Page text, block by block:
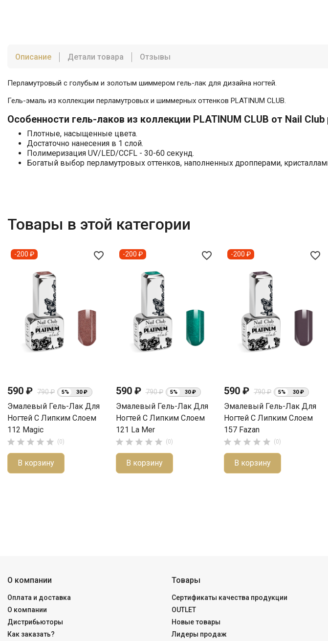
Описание Детали товара Отзывы
Перламутровый с голубым и золотым шиммером гель-лак для дизайна ногтей.
Гель-эмаль из коллекции перламутровых и шиммерных оттенков PLATINUM CLUB.
Особенности гель-лаков из коллекции PLATINUM CLUB от Nail
Плотные, насыщенные цвета.
Достаточно нанесения в 1 слой.
Полимеризация UV/LED/CCFL - 30-60 секунд.
Богатый выбор перламутровых оттенков, наполненных дропперами,
Товары в этой категории
favorite_border
590 ₽ 790 ₽ 5% 30 ₽
Эмалевый Гель-Лак Для
Ногтей С Липким Слоем
112 Magic
     (0)
В корзину
-200 ₽ favorite_border
590 ₽ 790 ₽ 5% 30 ₽
Эмалевый Гель-Лак Для
Ногтей С Липким Слоем
121 La Mer
     (0)
В корзину
-200 ₽ favorite_border
590 ₽ 790 ₽ 5% 30 ₽
Эмалевый Гель-Лак Для
Ногтей С Липким Слоем
157 Fazan
     (0)
В корзину
-200 ₽
О компании
Оплата и доставка
О компании
Дистрибьюторы
Как заказать?
Товары
Сертификаты качества продукции
OUTLET
Новые товары
Лидеры продаж